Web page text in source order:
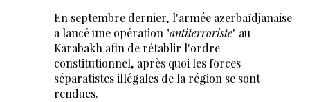
En septembre dernier, l'armée azerbaïdjanaise
a lancé une opération "antiterroriste" au
Karabakh afin de rétablir l'ordre
constitutionnel, après quoi les forces
séparatistes illégales de la région se sont
rendues.